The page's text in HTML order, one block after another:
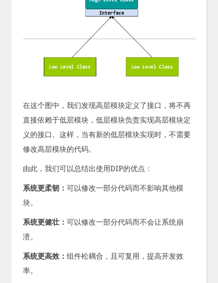
在这个图中，我们发现高层模块定义了接口，将不再
直接依赖于低层模块，低层模块负责实现高层模块定
义的接口。这样，当有新的低层模块实现时，不需要
修改高层模块的代码。
由此，我们可以总结出使用DIP的优点：
系统更柔韧： 可以修改一部分代码而不影响其他模
块。
系统更健壮： 可以修改一部分代码而不会让系统崩
溃。
系统更高效： 组件松耦合，且可复用，提高开发效
率。